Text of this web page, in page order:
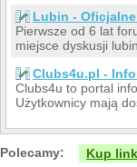
Lubin -
Pierwsze od 6 lat
miejsce dyskusji
Clubs4u.pl -
Clubs4u to portal
Użytkownicy mają
Polecamy: Kup link